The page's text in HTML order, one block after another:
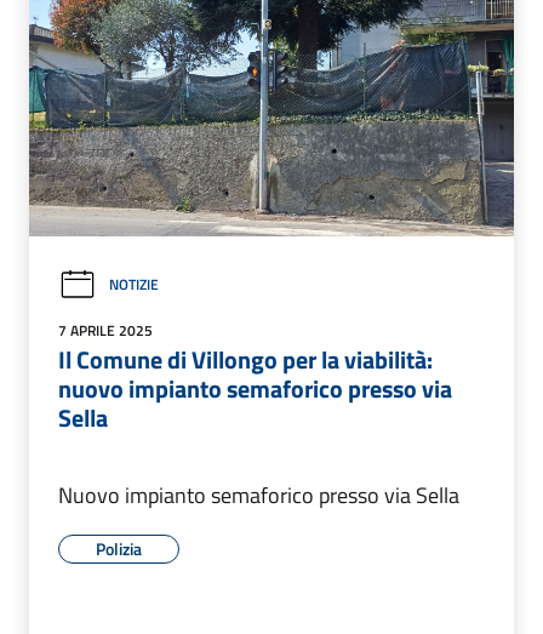
NOTIZIE
7 APRILE 2025
Il Comune di Villongo per la viabilità:
nuovo impianto semaforico presso via
Sella
Nuovo impianto semaforico presso via Sella
Polizia